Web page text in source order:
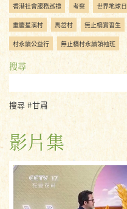
香港社會服務巡禮 考察 世界地球日
重慶星溪村 馬岔村 無止橋實習生
村永續公益行 無止橋村永續領袖班
搜尋
搜尋 #甘肅
影片集